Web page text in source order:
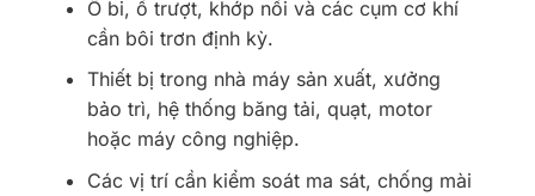
Ổ bi, ổ trượt, khớp nối và các cụm cơ khí
cần bôi trơn định kỳ.
Thiết bị trong nhà máy sản xuất, xưởng
bảo trì, hệ thống băng tải, quạt, motor
hoặc máy công nghiệp.
Các vị trí cần kiểm soát ma sát, chống mài